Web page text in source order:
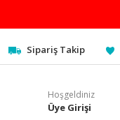
Sipariş Takip
Hoşgeldiniz
Üye Girişi